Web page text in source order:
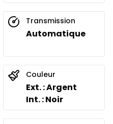
Transmission
Automatique
Couleur
Ext. : Argent
Int. : Noir